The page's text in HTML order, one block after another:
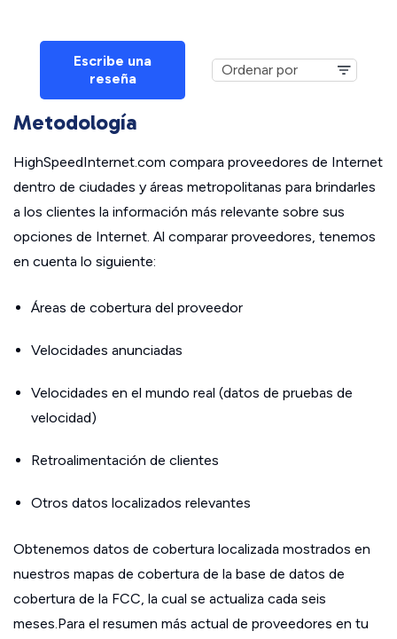
Escribe una
reseña
Metodología
HighSpeedInternet.com compara proveedores de Internet
dentro de ciudades y áreas metropolitanas para brindarles
a los clientes la información más relevante sobre sus
opciones de Internet. Al comparar proveedores, tenemos
en cuenta lo siguiente:
Áreas de cobertura del proveedor
Velocidades anunciadas
Velocidades en el mundo real (datos de pruebas de
velocidad)
Retroalimentación de clientes
Otros datos localizados relevantes
Obtenemos datos de cobertura localizada mostrados en
nuestros mapas de cobertura de la base de datos de
cobertura de la FCC, la cual se actualiza cada seis
meses.Para el resumen más actual de proveedores en tu